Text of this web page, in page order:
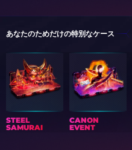
あなたのためだけの特別なケース
STEEL
SAMURAI
CANON
EVENT